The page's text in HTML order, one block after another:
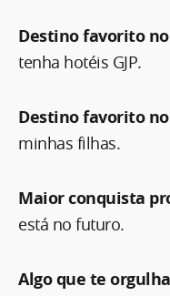
Destino favorito
tenha hotéis GJP.
Destino favorito
minhas filhas.
Maior conquista
está no futuro.
Algo que te